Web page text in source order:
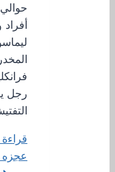
قراءة